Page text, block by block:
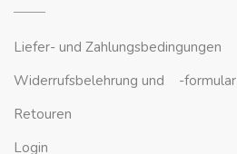
Liefer- und Zahlungsbedingungen
Widerrufsbelehrung und -formular
Retouren
Login